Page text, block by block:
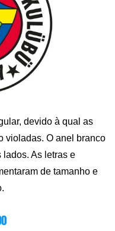
devido à qual as
violadas. O anel branco
lados. As letras e
de tamanho e